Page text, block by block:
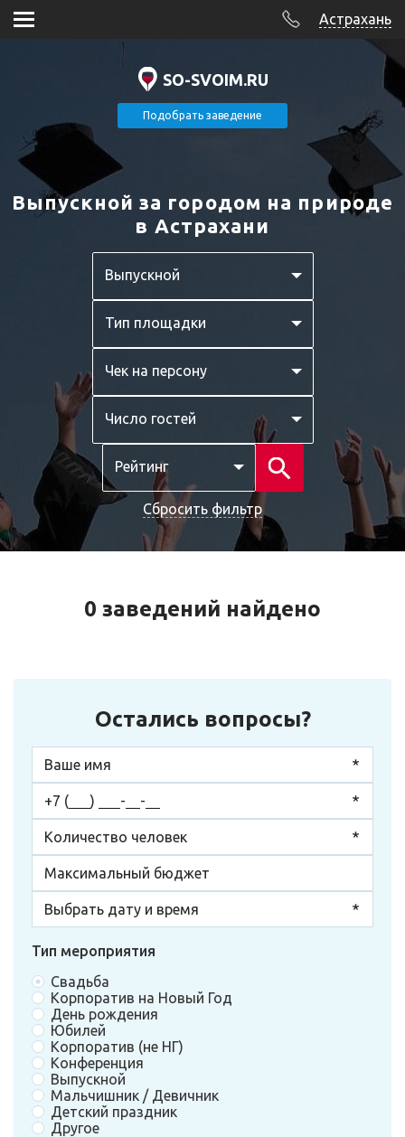
Астрахань
SO-SVOIM.RU
Подобрать заведение
Выпускной за городом на природе
в Астрахани
Выпускной
Тип площадки
Чек на персону
Число гостей
Рейтинг
Сбросить фильтр
0 заведений найдено
Остались вопросы?
Тип мероприятия
Свадьба
Корпоратив на Новый Год
День рождения
Юбилей
Корпоратив (не НГ)
Конференция
Выпускной
Мальчишник / Девичник
Детский праздник
Другое